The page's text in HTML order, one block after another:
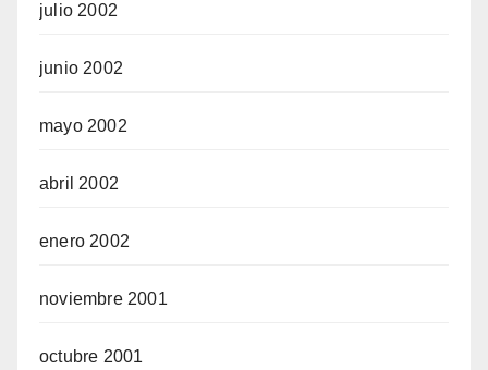
julio 2002
junio 2002
mayo 2002
abril 2002
enero 2002
noviembre 2001
octubre 2001